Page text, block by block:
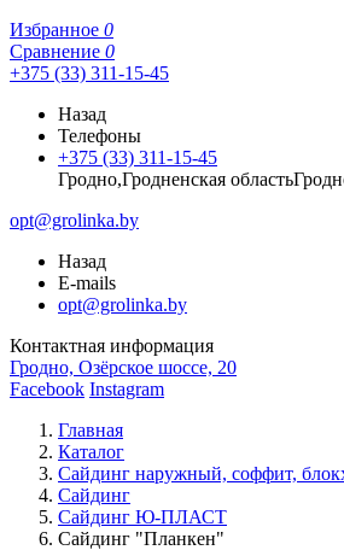
Избранное 0
Сравнение 0
+375 (33) 311-15-45
Назад
Телефоны
+375 (33) 311-15-45
Гродно,Гродненская
opt@grolinka.by
Назад
E-mails
opt@grolinka.by
Контактная информация
Гродно, Озёрское шоссе, 20
Facebook Instagram
Главная
Каталог
Сайдинг наружный, соффит,
Сайдинг
Сайдинг Ю-ПЛАСТ
Сайдинг "Планкен"